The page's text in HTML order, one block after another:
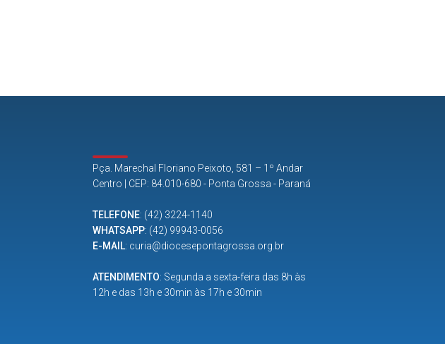
Pça. Marechal Floriano Peixoto, 581 – 1º Andar
Centro | CEP: 84.010-680 - Ponta Grossa - Paraná
TELEFONE: (42) 3224-1140
WHATSAPP: (42) 99943-0056
E-MAIL: curia@diocesepontagrossa.org.br
ATENDIMENTO: Segunda a sexta-feira das 8h às
12h e das 13h e 30min às 17h e 30min